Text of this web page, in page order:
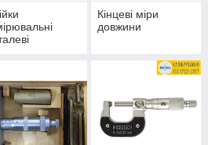
Кінцеві міри
довжини